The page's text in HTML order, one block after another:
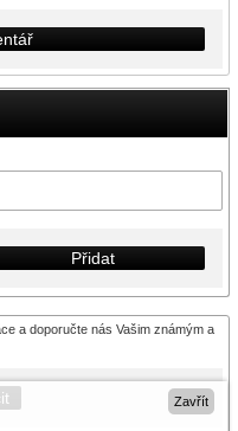
Přidat
a doporučte nás Vašim známým a
Zavřít